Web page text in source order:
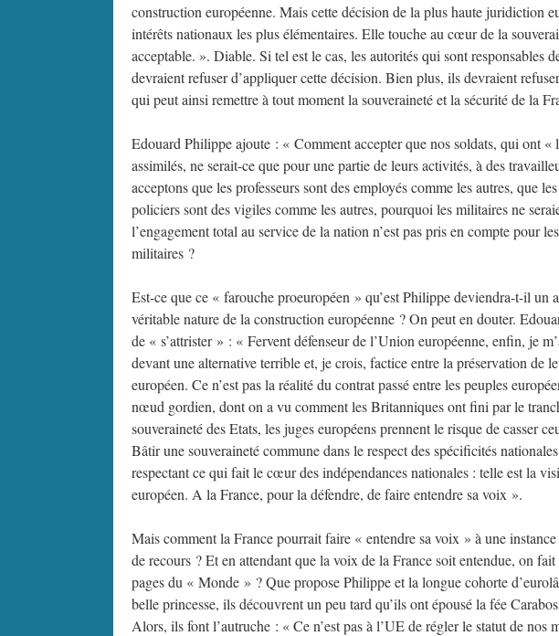
construction européenne. Mais cette décision de la plus haute juridiction
intérêts nationaux les plus élémentaires. Elle touche au cœur de la
acceptable. ». Diable. Si tel est le cas, les autorités qui sont responsables
devraient refuser d’appliquer cette décision. Bien plus, ils devraient
qui peut ainsi remettre à tout moment la souveraineté et la sécurité de la
Edouard Philippe ajoute : « Comment accepter que nos soldats, qui ont
assimilés, ne serait-ce que pour une partie de leurs activités, à des
acceptons que les professeurs sont des employés comme les autres, que
policiers sont des vigiles comme les autres, pourquoi les militaires ne
l’engagement total au service de la nation n’est pas pris en compte pour
militaires ?
Est-ce que ce « farouche proeuropéen » qu’est Philippe deviendra-t-il un
véritable nature de la construction européenne ? On peut en douter.
de « s’attrister » : « Fervent défenseur de l’Union européenne, enfin, je
devant une alternative terrible et, je crois, factice entre la préservation de
européen. Ce n’est pas la réalité du contrat passé entre les peuples
nœud gordien, dont on a vu comment les Britanniques ont fini par le
souveraineté des Etats, les juges européens prennent le risque de casser
Bâtir une souveraineté commune dans le respect des spécificités
respectant ce qui fait le cœur des indépendances nationales : telle est la
européen. A la France, pour la défendre, de faire entendre sa voix ».
Mais comment la France pourrait faire « entendre sa voix » à une
de recours ? Et en attendant que la voix de la France soit entendue, on
pages du « Monde » ? Que propose Philippe et la longue cohorte
belle princesse, ils découvrent un peu tard qu’ils ont épousé la fée
Alors, ils font l’autruche : « Ce n’est pas à l’UE de régler le statut de